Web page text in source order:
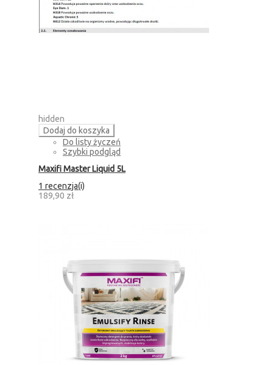
hidden
Dodaj do koszyka
Do listy życzeń
Szybki podgląd
Maxifi Master Liquid 5L
1 recenzja(i)
189,90 zł